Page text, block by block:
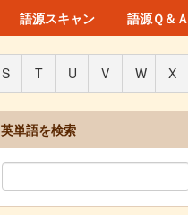
語源スキャン 語源Ｑ＆Ａ
S T U V W X
英単語を検索